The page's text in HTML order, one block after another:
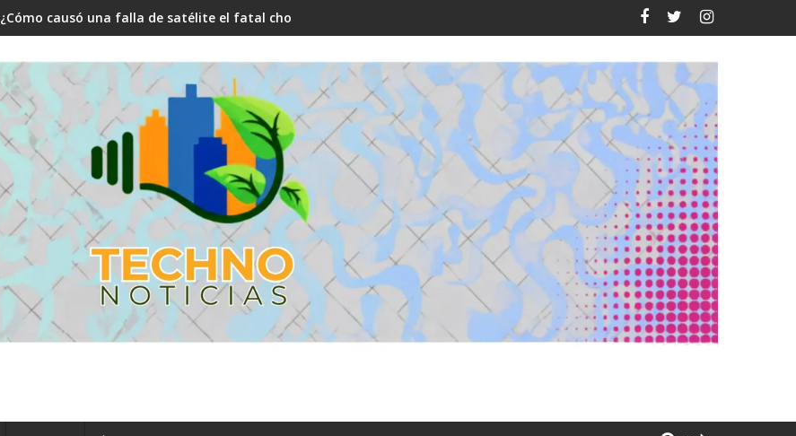
¿Cómo causó una falla de satélite el fatal choque aéreo en Nuevo México?